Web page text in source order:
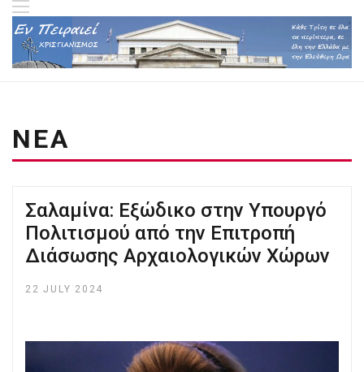
ΝΕΑ
Σαλαμίνα: Eξώδικο στην Υπουργό
Πολιτισμού από την Επιτροπή
Διάσωσης Αρχαιολογικών Χώρων
22 JULY 2024